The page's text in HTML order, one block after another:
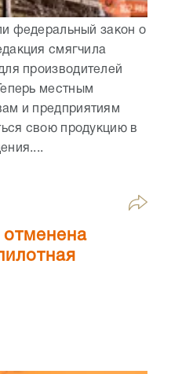
федеральный закон о
смягчила
производителей
местным
и предприятиям
свою продукцию в
отменена